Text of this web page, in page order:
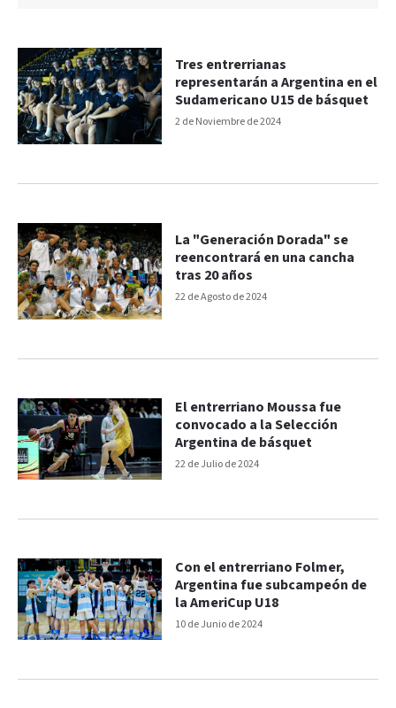
2 de Noviembre de 2024
Tres entrerrianas
representarán a Argentina en el
Sudamericano U15 de básquet
22 de Agosto de 2024
La "Generación Dorada" se
reencontrará en una cancha
tras 20 años
22 de Julio de 2024
El entrerriano Moussa fue
convocado a la Selección
Argentina de básquet
10 de Junio de 2024
Con el entrerriano Folmer,
Argentina fue subcampeón de
la AmeriCup U18